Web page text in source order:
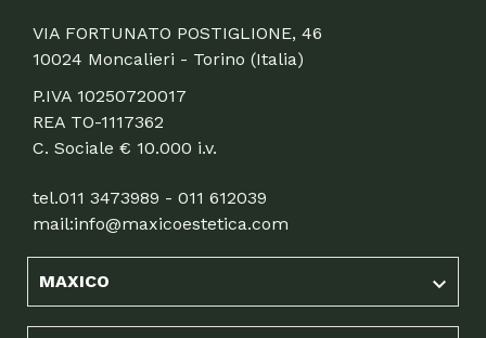
VIA FORTUNATO POSTIGLIONE, 46
10024 Moncalieri - Torino (Italia)
P.IVA 10250720017
REA TO-1117362
C. Sociale € 10.000 i.v.
tel.011 3473989 - 011 612039
mail:info@maxicoestetica.com
MAXICO 